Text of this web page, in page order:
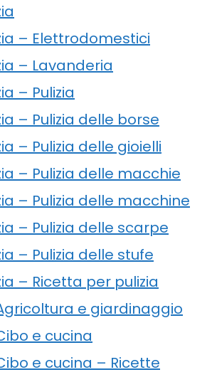
– Elettrodomestici
– Lavanderia
– Pulizia
– Pulizia delle borse
– Pulizia delle gioielli
– Pulizia delle macchie
– Pulizia delle macchine
– Pulizia delle scarpe
– Pulizia delle stufe
– Ricetta per pulizia
e giardinaggio
e cucina
e cucina – Ricette